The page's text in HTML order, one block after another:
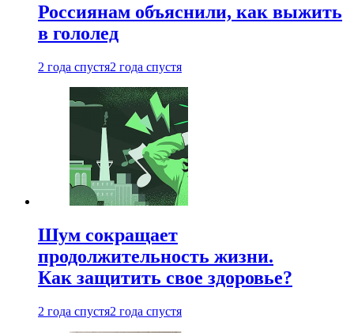
Россиянам объяснили, как выжить
в гололед
2 года спустя2 года спустя
Шум сокращает
продолжительность жизни.
Как защитить свое здоровье?
2 года спустя2 года спустя